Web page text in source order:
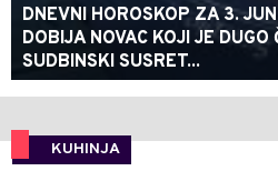
DNEVNI HOROSKOP ZA 3.
DOBIJA NOVAC KOJI JE DUGO
SUDBINSKI SUSRET...
KUHINJA